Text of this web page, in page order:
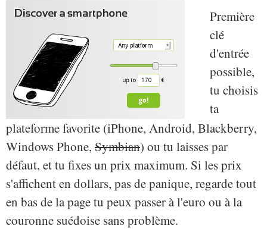
Première
clé
d'entrée
possible,
tu choisis
ta
plateforme favorite (iPhone, Android, Blackberry,
Windows Phone, Symbian) ou tu laisses par
défaut, et tu fixes un prix maximum. Si les prix
s'affichent en dollars, pas de panique, regarde tout
en bas de la page tu peux passer à l'euro ou à la
couronne suédoise sans problème.